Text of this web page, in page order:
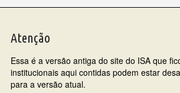
Atenção
Essa é a versão antiga do site do ISA que
institucionais aqui contidas podem estar
para a versão atual.